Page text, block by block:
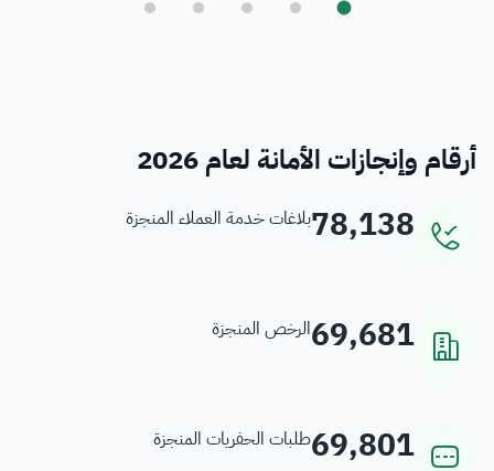
أرقام وإنجازات الأمانة لعام 2026
78,138بلاغات خدمة العملاء المنجزة
69,681الرخص المنجزة
69,801طلبات الحفريات المنجزة